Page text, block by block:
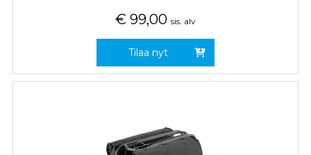
€ 99,00 sis. alv
Tilaa nyt